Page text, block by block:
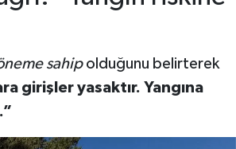
sahipolduğunu belirterek
girişler yasaktır. Yangına